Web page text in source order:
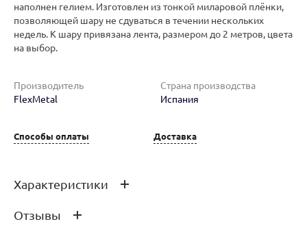
наполнен гелием. Изготовлен из тонкой миларовой плёнки,
позволяющей шару не сдуваться в течении нескольких
недель. К шару привязана лента, размером до 2 метров, цвета
на выбор.
Производитель
FlexMetal
Страна производства
Испания
Способы оплаты Доставка
Характеристики
Производитель
Отзывы